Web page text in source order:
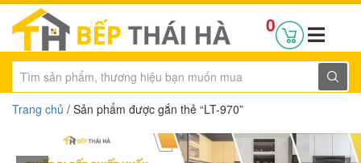
0
Trang chủ / Sản phẩm được gắn thẻ “LT-970”